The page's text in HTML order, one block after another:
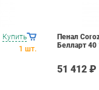
Купить
1 шт.
Пенал
Белларт
51 412 ₽